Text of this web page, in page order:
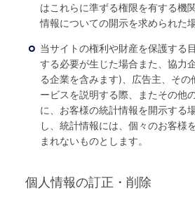
はこれらに準ずる権限を有する機
情報についての開示を求められた
当サイトの権利や財産を保護する
する必要が生じた場合また、協力
る企業を含みます)、広告主、そ
ービスを説明する際、またその他
に、お客様の統計情報を開示する
し、統計情報には、個々のお客様
まれないものとします。
個人情報の訂正・削除